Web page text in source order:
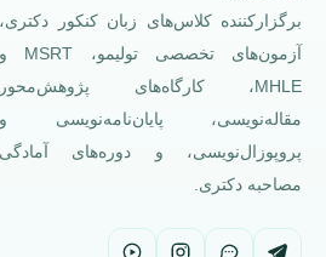
برگزارکننده کلاس‌های زبان کنکور دکتری،
آزمون‌های تخصصی تولیمو، MSRT و
MHLE، کارگاه‌های پژوهش‌محور
مقاله‌نویسی، پایان‌نامه‌نویسی و
پروپوزال‌نویسی، و دوره‌های آمادگی
مصاحبه دکتری.